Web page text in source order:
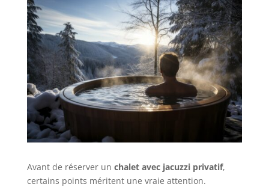
Avant de réserver un chalet avec jacuzzi privatif,
certains points méritent une vraie attention.